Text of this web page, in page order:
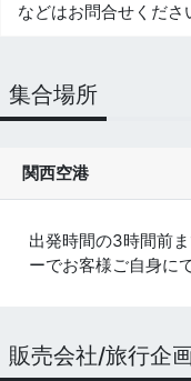
などはお問合せくださ
集合場所
関西空港
出発時間の3時間前
ーでお客様ご自身に
販売会社/旅行企